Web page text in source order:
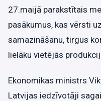
27.maijā parakstītais
pasākumus, kas vērsti
samazināšanu, tirgus
lielāku vietējās
Ekonomikas ministrs
Latvijas iedzīvotāji